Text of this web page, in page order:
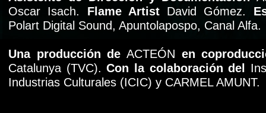
Oscar Isach.
Flame ArtistDavid Gómez.
Polart Digital Sound, Apuntolapospo, Canal Alfa.
Una producción de ACTEÓN en
Catalunya (TVC).Con la colaboración del
Industrias Culturales (ICIC) y CARMEL AMUNT.